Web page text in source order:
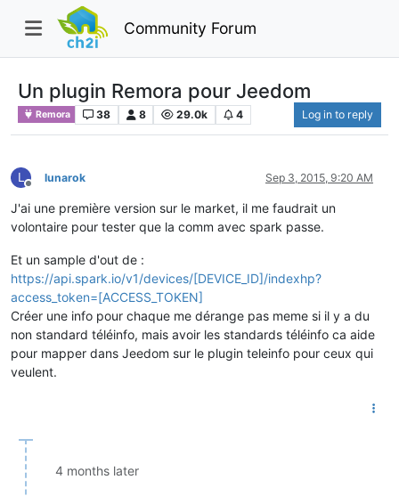
Community Forum
Un plugin Remora pour Jeedom
Remora 38 8 29.0k 4 Log in to reply
L
Offline
lunarok Sep 3, 2015, 9:20 AM
J'ai une première version sur le market, il me faudrait un
volontaire pour tester que la comm avec spark passe.
Et un sample d'out de :
https://api.spark.io/v1/devices/[DEVICE_ID]/indexhp?
access_token=[ACCESS_TOKEN]
Créer une info pour chaque me dérange pas meme si il y a du
non standard téléinfo, mais avoir les standards téléinfo ca aide
pour mapper dans Jeedom sur le plugin teleinfo pour ceux qui
veulent.
4 months later